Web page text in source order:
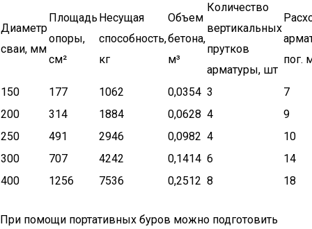
Диаметр
сваи, мм
Площадь
опоры,
см²
Несущая
способность,
кг
Объем
бетона,
м³
Количество
вертикальных
прутков
арматуры, шт
пог.
150 177 1062 0,0354 3
7
200
314 1884 0,0628 4
9
250
491 2946 0,0982 4
10
300
707 4242 0,1414 6
14
400
1256 7536 0,2512 8 18
При помощи портативных буров можно подготовить